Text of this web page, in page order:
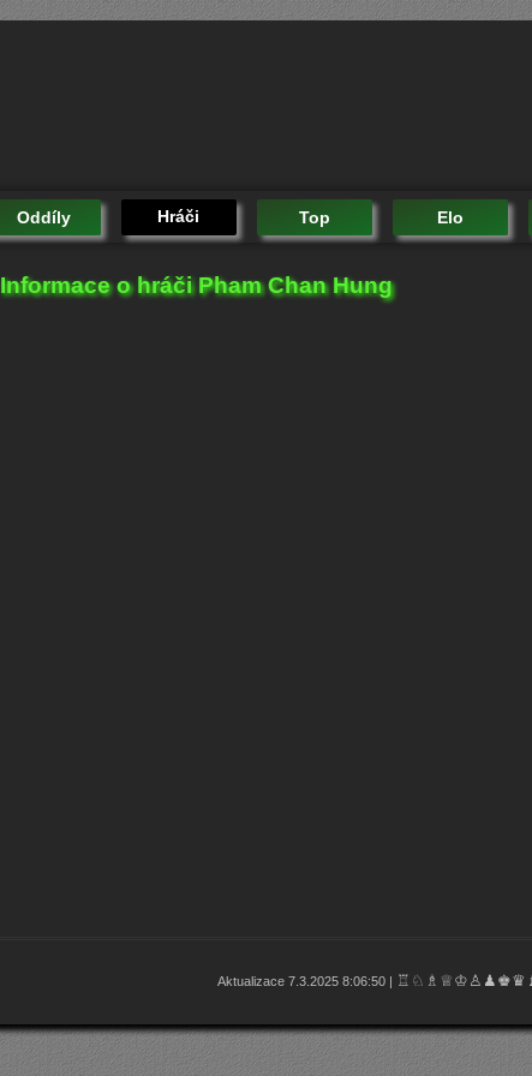
Oddíly Hráči Top Elo
Informace o hráči Pham Chan Hung
Aktualizace 7.3.2025 8:06:50 |